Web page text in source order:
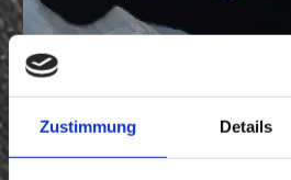
Zustimmung Details
05/02/2026
EIS-FREIHALTUNG UND
WASSERZIRKULATION –